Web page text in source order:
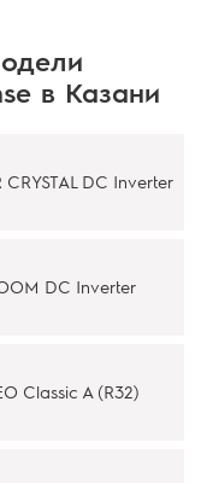
в Казани
CRYSTAL DC Inverter
DC Inverter
Classic A (R32)